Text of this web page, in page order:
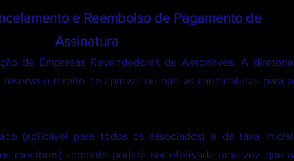
e Reembolso de Pagamento de
Assinatura
de Empresas Revendedoras de Aeronaves. A diretoria
reserva o direito de aprovar ou não as candidaturas para a
(aplicável para todos os associados) e da taxa inicial
membros) somente poderá ser efetivada uma vez que a